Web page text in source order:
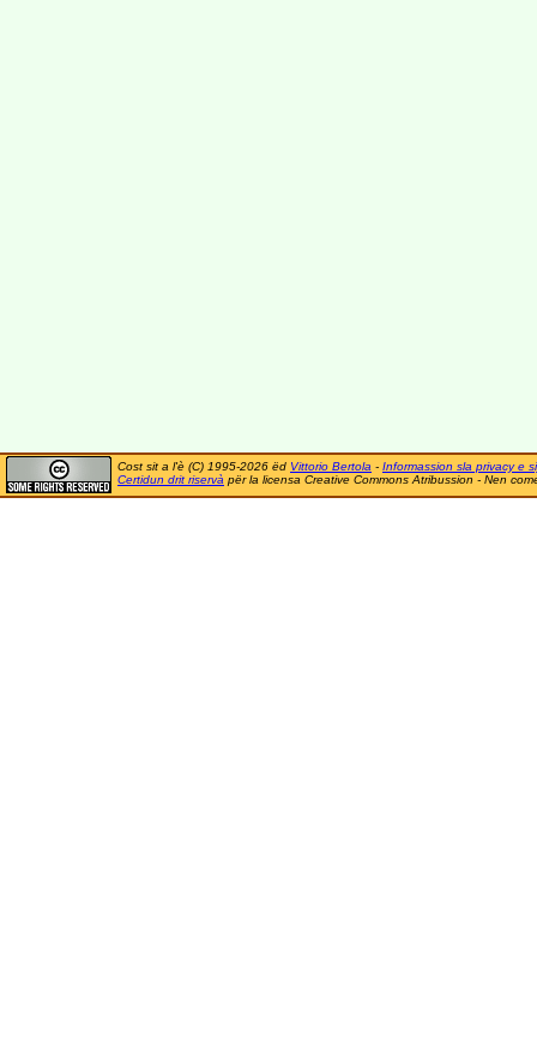
Cost sit a l'è (C) 1995-2026 ëd Vittorio Bertola - Informassion sla privacy e
Certidun drit riservà për la licensa Creative Commons Atribussion - Nen